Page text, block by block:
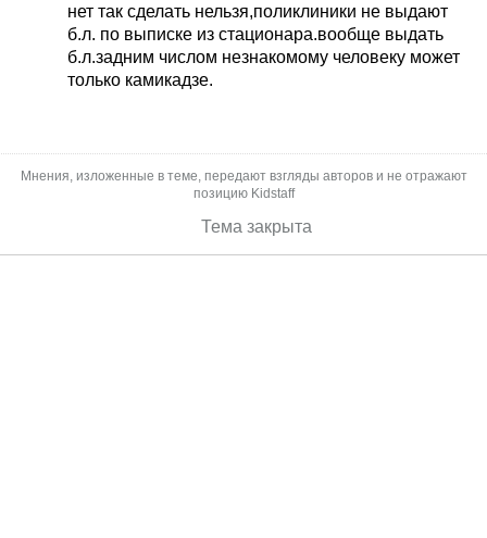
сейчас - не знаю...
нет так сделать нельзя,поликлиники не выдают
б.л. по выписке из стационара.вообще выдать
б.л.задним числом незнакомому человеку может
только камикадзе.
Мнения, изложенные в теме, передают взгляды авторов и не отражают
позицию Kidstaff
Тема закрыта